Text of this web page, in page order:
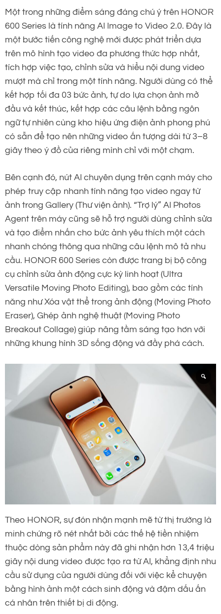
Một trong những điểm sáng đáng chú ý trên HONOR
600 Series là tính năng AI Image to Video 2.0. Đây là
một bước tiến công nghệ mới được phát triển dựa
trên mô hình tạo video đa phương thức hợp nhất,
tích hợp việc tạo, chỉnh sửa và hiểu nội dung video
mượt mà chỉ trong một tính năng. Người dùng có thể
kết hợp tối đa 03 bức ảnh, tự do lựa chọn ảnh mở
đầu và kết thúc, kết hợp các câu lệnh bằng ngôn
ngữ tự nhiên cùng kho hiệu ứng điện ảnh phong phú
có sẵn để tạo nên những video ấn tượng dài từ 3–8
giây theo ý đồ của riêng mình chỉ với một chạm.
Bên cạnh đó, nút AI chuyên dụng trên cạnh máy cho
phép truy cập nhanh tính năng tạo video ngay từ
ảnh trong Gallery (Thư viện ảnh). “Trợ lý” AI Photos
Agent trên máy cũng sẽ hỗ trợ người dùng chỉnh sửa
và tạo điểm nhấn cho bức ảnh yêu thích một cách
nhanh chóng thông qua những câu lệnh mô tả nhu
cầu. HONOR 600 Series còn được trang bị bộ công
cụ chỉnh sửa ảnh động cực kỳ linh hoạt (Ultra
Versatile Moving Photo Editing), bao gồm các tính
năng như Xóa vật thể trong ảnh động (Moving Photo
Eraser), Ghép ảnh nghệ thuật (Moving Photo
Breakout Collage) giúp nâng tầm sáng tạo hơn với
những khung hình 3D sống động và đầy phá cách.
Theo HONOR, sự đón nhận mạnh mẽ từ thị trường là
minh chứng rõ nét nhất bởi các thế hệ tiền nhiệm
thuộc dòng sản phẩm này đã ghi nhận hơn 13,4 triệu
giây nội dung video được tạo ra từ AI, khẳng định nhu
cầu sử dụng của người dùng đối với việc kể chuyện
bằng hình ảnh một cách sinh động và đậm dấu ấn
cá nhân trên thiết bị di động.